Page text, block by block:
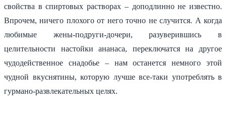
свойства в спиртовых растворах – доподлинно не известно.
Впрочем, ничего плохого от него точно не случится. А когда
любимые жены-подруги-дочери, разуверившись в
целительности настойки ананаса, переключатся на другое
чудодейственное снадобье – нам останется немного этой
чудной вкуснятины, которую лучше все-таки употреблять в
гурмано-развлекательных целях.